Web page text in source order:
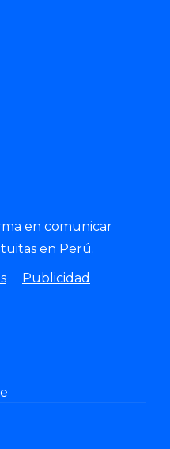
en comunicar
en Perú.
Publicidad